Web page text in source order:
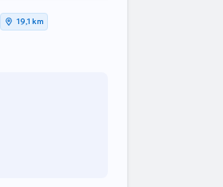
19,1 km